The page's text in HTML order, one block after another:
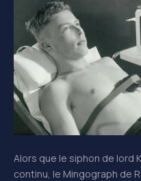
Alors que le siphon de lord
continu, le Mingograph de